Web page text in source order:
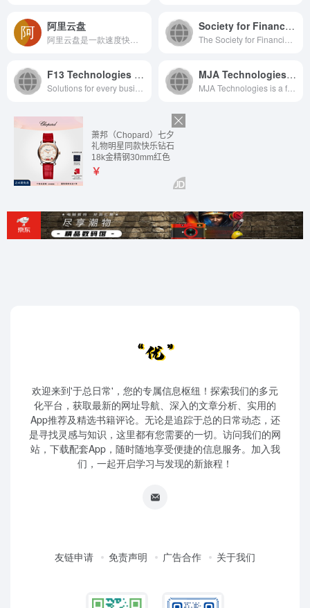
阿里云盘 Society for Financial Studies
F13 Technologies – F13 Technologies MJA Technologies – computer and network support and maintenance
欢迎来到'于总日常'，您的专属信息枢纽！探索我们的多元
化平台，获取最新的网址导航、深入的文章分析、实用的
App推荐及精选书籍评论。无论是追踪于总的日常动态，还
是寻找灵感与知识，这里都有您需要的一切。访问我们的网
站，下载配套App，随时随地享受便捷的信息服务。加入我
们，一起开启学习与发现的新旅程！
友链申请 免责声明 广告合作 关于我们